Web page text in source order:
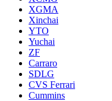
XGMA
Xinchai
YTO
Yuchai
ZF
Carraro
SDLG
CVS Ferrari
Cummins